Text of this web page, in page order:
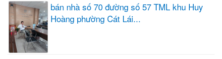
bán nhà số 70 đường số 57 TML khu Huy
Hoàng phường Cát Lái...